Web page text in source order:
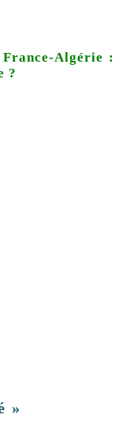
Algérie :
?
»